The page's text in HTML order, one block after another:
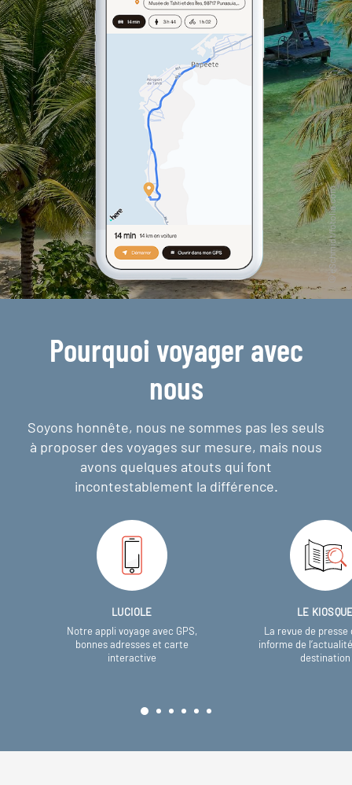
Pourquoi voyager avec
nous
Soyons honnête, nous ne sommes pas les seuls
à proposer des voyages sur mesure, mais nous
avons quelques atouts qui font
incontestablement la différence.
LUCIOLE
Notre appli voyage avec GPS,
bonnes adresses et carte
interactive
LE
La revue de presse
informe de
destination